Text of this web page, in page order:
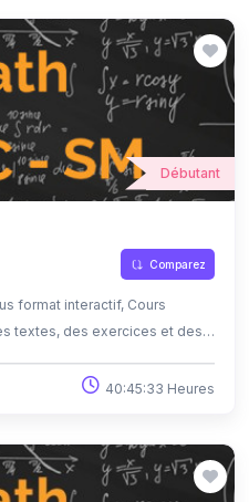
Débutant
Comparez
format interactif, Cours
textes, des exercices et des
à l'auto-apprentissage et
40:45:33 Heures